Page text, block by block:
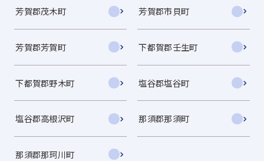
芳賀郡茂木町 芳賀郡市貝町
芳賀郡芳賀町 下都賀郡壬生町
下都賀郡野木町 塩谷郡塩谷町
塩谷郡高根沢町 那須郡那須町
那須郡那珂川町